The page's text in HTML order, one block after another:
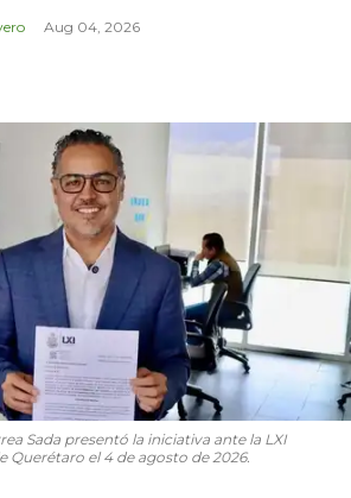
Aug 04, 2026
Sada presentó la iniciativa ante la LXI
Querétaro el 4 de agosto de 2026.